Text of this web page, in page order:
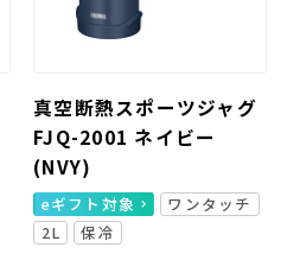
真空断熱スポーツジャグ
FJQ-2001 ネイビー
(NVY)
eギフト対象
ワンタッチ
2L
保冷